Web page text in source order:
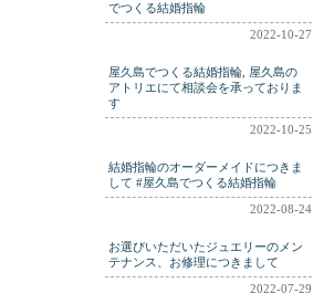
でつくる結婚指輪
2022-10-27
屋久島でつくる結婚指輪, 屋久島の
アトリエにて相談会を承っておりま
す
2022-10-25
結婚指輪のオーダーメイドにつきま
して #屋久島でつくる結婚指輪
2022-08-24
お選びいただいたジュエリーのメン
テナンス、お修理につきまして
2022-07-29